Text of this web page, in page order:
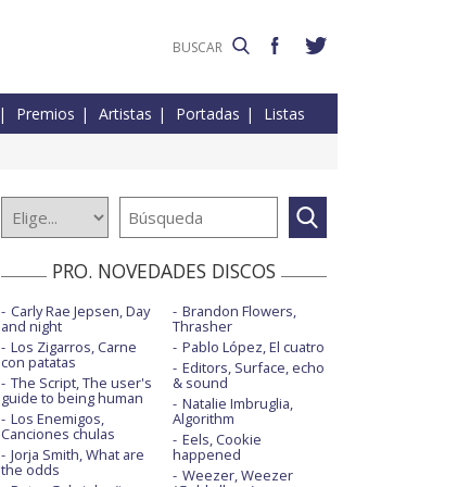
Premios Artistas Portadas Listas
PRO. NOVEDADES DISCOS
Carly Rae Jepsen, Day
and night
Los Zigarros, Carne
con patatas
The Script, The user's
guide to being human
Los Enemigos,
Canciones chulas
Jorja Smith, What are
the odds
Brandon Flowers,
Thrasher
Pablo López, El cuatro
Editors, Surface, echo
& sound
Natalie Imbruglia,
Algorithm
Eels, Cookie
happened
Weezer, Weezer